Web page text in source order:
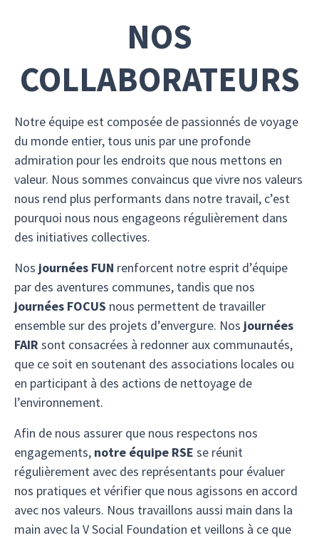
NOS
COLLABORATEURS
Notre équipe est composée de passionnés de voyage
du monde entier, tous unis par une profonde
admiration pour les endroits que nous mettons en
valeur. Nous sommes convaincus que vivre nos valeurs
nous rend plus performants dans notre travail, c’est
pourquoi nous nous engageons régulièrement dans
des initiatives collectives.
Nos journées FUN renforcent notre esprit d’équipe
par des aventures communes, tandis que nos
journées FOCUS nous permettent de travailler
ensemble sur des projets d’envergure. Nos journées
FAIR sont consacrées à redonner aux communautés,
que ce soit en soutenant des associations locales ou
en participant à des actions de nettoyage de
l’environnement.
Afin de nous assurer que nous respectons nos
engagements, notre équipe RSE se réunit
régulièrement avec des représentants pour évaluer
nos pratiques et vérifier que nous agissons en accord
avec nos valeurs. Nous travaillons aussi main dans la
main avec la V Social Foundation et veillons à ce que